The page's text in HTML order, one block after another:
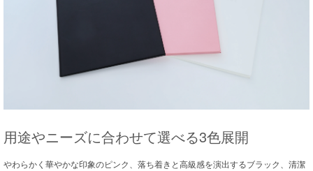
用途やニーズに合わせて選べる3色展開
やわらかく華やかな印象のピンク、落ち着きと高級感を演出するブラック、清潔